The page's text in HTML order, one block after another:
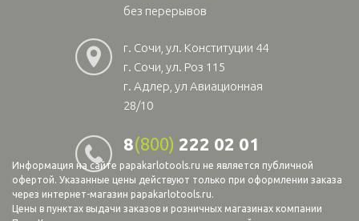
без перерывов
г. Сочи, ул. Конституции 44
г. Сочи, ул. Роз 115
г. Адлер, ул Авиационная
28/10
8(800) 222 02 01
Информация на сайте papakarlotools.ru не является публичной
офертой. Указанные цены действуют только при оформлении заказа
через интернет-магазин papakarlotools.ru.
Цены в пунктах выдачи заказов и розничных магазинах компании